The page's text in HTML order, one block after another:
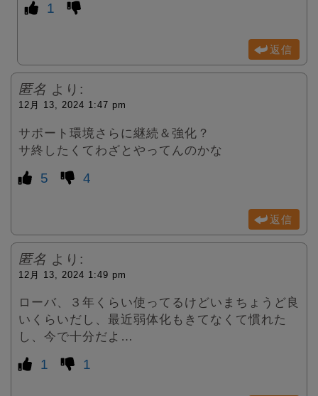
1
返信
匿名 より:
12月 13, 2024 1:47 pm
サポート環境さらに継続＆強化？
サ終したくてわざとやってんのかな
5 4
返信
匿名 より:
12月 13, 2024 1:49 pm
ローバ、３年くらい使ってるけどいまちょうど良
いくらいだし、最近弱体化もきてなくて慣れた
し、今で十分だよ…
1 1